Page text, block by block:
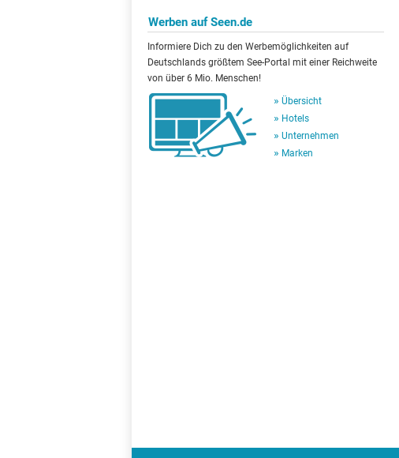
Werben auf Seen.de
Informiere Dich zu den Werbemöglichkeiten auf
Deutschlands größtem See-Portal mit einer Reichweite
von über 6 Mio. Menschen!
Übersicht
Hotels
Unternehmen
Marken